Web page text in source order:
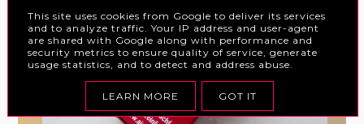
This site uses cookies from Google to deliver its services
and to analyze traffic. Your IP address and user-agent
are shared with Google along with performance and
security metrics to ensure quality of service, generate
usage statistics, and to detect and address abuse.
LEARN MORE GOT IT